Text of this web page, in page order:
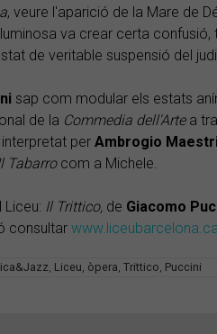
, veure l'aparició de la Mare de
va crear certa
de veritable suspensió del
sap com modular els estats
de la Commedia dell'Artea
per Ambrogio
Tabarro com a Michele.
Liceu: Il Trittico, de Giacomo
consultar
, Liceu, òpera, Trittico, Puccini